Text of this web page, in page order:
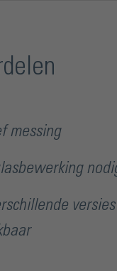
messing
versies